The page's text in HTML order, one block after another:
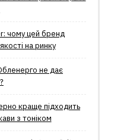
чому цей бренд
на ринку
не дає
краще підходить
з тоніком